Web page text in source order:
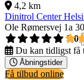
4,2 km
Dinitrol Center
Ole Rømersvej 1a
3,0
Du kan tidligst få
Åbningstider
Få tilbud online